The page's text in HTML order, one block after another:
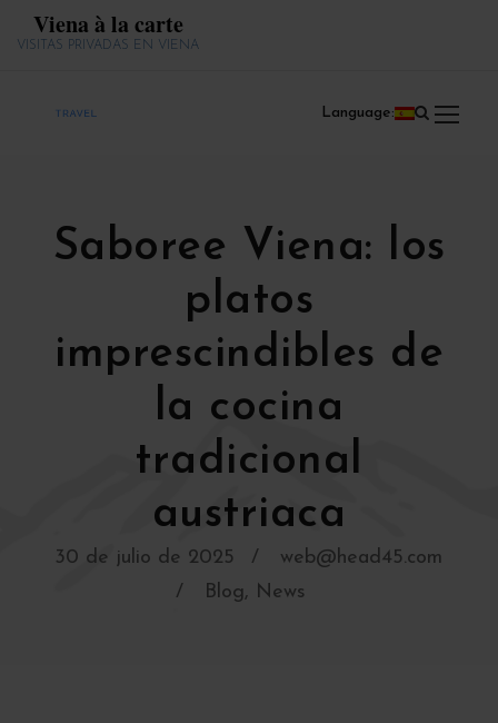
Viena à la carte
VISITAS PRIVADAS EN VIENA
Language:
30 de julio de 2025
web@head45.com
Blog, News
Saboree Viena: los
platos
imprescindibles de
la cocina
tradicional
austriaca